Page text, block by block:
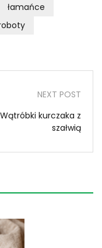
łamańce
NEXT POST
Wątróbki kurczaka z
szałwią